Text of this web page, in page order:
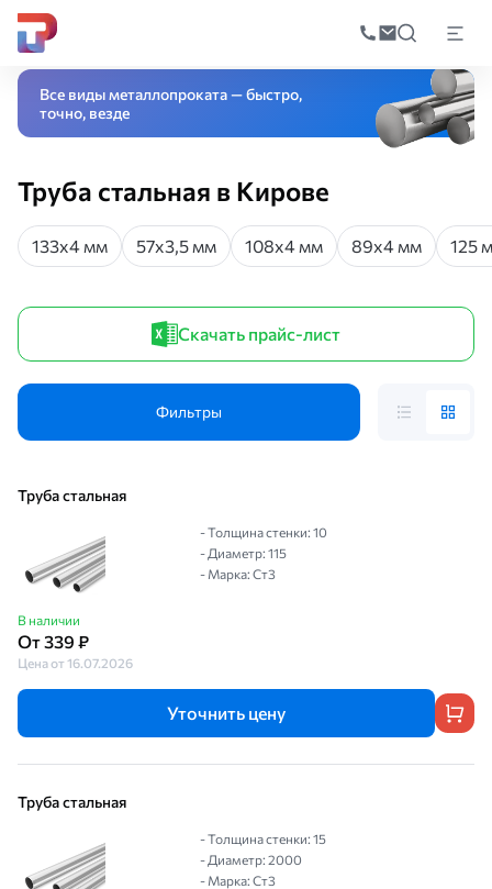
по
Главная
Все виды металлопроката — быстро,
точно, везде
Труба стальная в Кирове
133х4 мм 57х3,5 мм 108х4 мм 89х4 мм 125
Скачать прайс-лист
Фильтры
Труба стальная
В наличии
От 339 ₽
Цена от 16.07.2026
- Толщина стенки: 10
- Диаметр: 115
- Марка: Ст3
Уточнить цену
Труба стальная
- Толщина стенки: 15
- Диаметр: 2000
- Марка: Ст3